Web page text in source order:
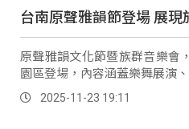
台南原聲雅韻節登場 展現
原聲雅韻文化節暨族群音樂會
園區登場，內容涵蓋樂舞展演
2025-11-23 19:11